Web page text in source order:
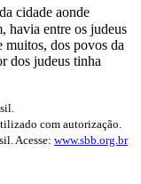
cidade aonde
havia entre os judeus
muitos, dos povos da
dos judeus tinha
com autorização.
Acesse: www.sbb.org.br